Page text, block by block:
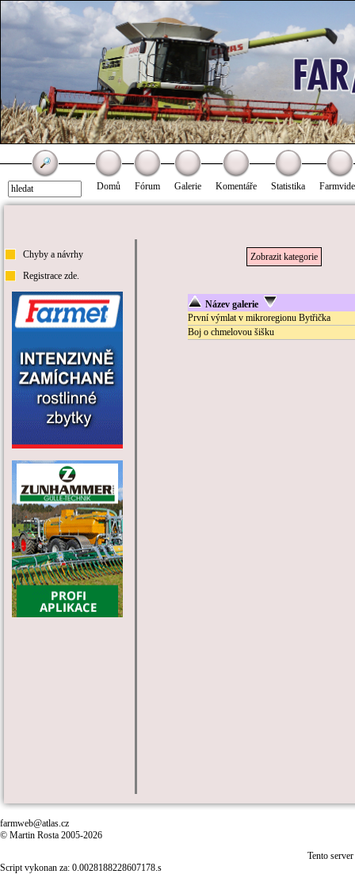
Domů Fórum Galerie Komentáře Statistika
Chyby a návrhy
Registrace zde.
Zobrazit kategorie
Název galerie
První výmlat v mikroregionu Bytřička
Boj o chmelovou šišku
farmweb@atlas.cz
© Martin Rosta 2005-2026
Tento
Script vykonan za: 0.0028188228607178.s